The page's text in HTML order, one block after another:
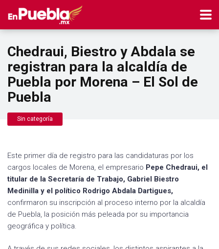
Chedraui, Biestro y Abdala se
registran para la alcaldía de
Puebla por Morena – El Sol de
Puebla
Sin categoría
Este primer día de registro para las candidaturas por los
cargos locales de Morena, el empresario Pepe Chedraui, el
titular de la Secretaría de Trabajo, Gabriel Biestro
Medinilla y el político Rodrigo Abdala Dartigues,
confirmaron su inscripción al proceso interno por la alcaldía
de Puebla, la posición más peleada por su importancia
geográfica y política.